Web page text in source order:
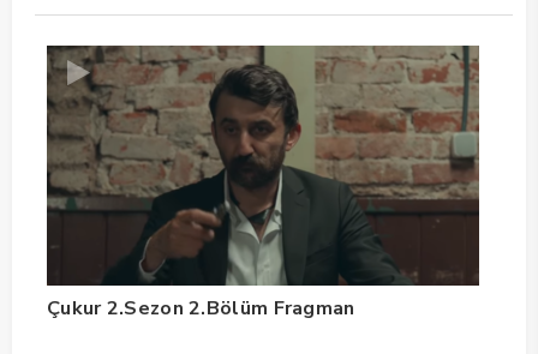
Çukur 2.Sezon 2.Bölüm Fragman